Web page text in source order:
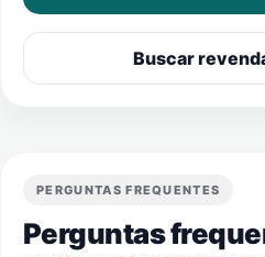
Buscar
PERGUNTAS FREQUENTES
Perguntas